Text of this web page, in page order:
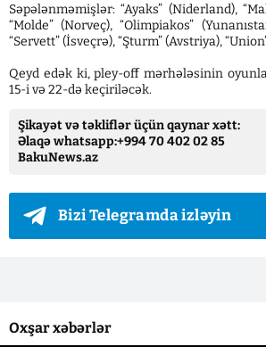
Səpələnməmişlər: “Ayaks” (Niderland),
“Molde” (Norveç), “Olimpiakos”
“Servett” (İsveçrə), “Şturm” (Avstriya),
Qeyd edək ki, pley-off mərhələsinin
15-i və 22-də keçiriləcək.
Şikayət və təkliflər üçün qaynar xətt:
Əlaqə whatsapp:+994 70 402 02 85
BakuNews.az
Bizi Telegramda izləyin
Oxşar xəbərlər